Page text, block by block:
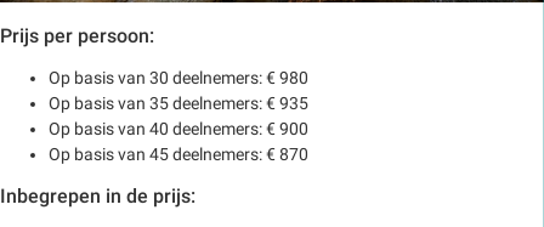
Prijs per persoon:
Op basis van 30 deelnemers: € 980
Op basis van 35 deelnemers: € 935
Op basis van 40 deelnemers: € 900
Op basis van 45 deelnemers: € 870
Inbegrepen in de prijs: